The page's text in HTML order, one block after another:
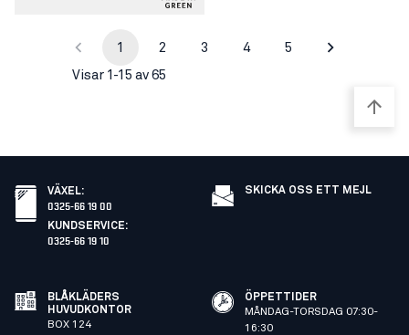
1 2 3 4 5
Visar 1-15 av 65
VÄXEL:
0325-66 19 00
KUNDSERVICE:
0325-66 19 10
SKICKA OSS ETT MEJL
BLÅKLÄDERS
HUVUDKONTOR
BOX 124
ÖPPETTIDER
MÅNDAG-TORSDAG 07:30-
16:30